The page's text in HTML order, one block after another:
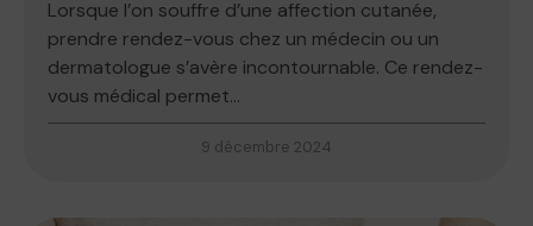
Lorsque l’on souffre d’une affection cutanée,
prendre rendez-vous chez un médecin ou un
dermatologue s’avère incontournable. Ce rendez-
vous médical permet...
9 décembre 2024